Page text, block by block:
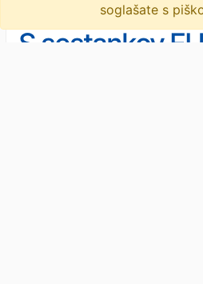
S sestankov
soglašate s